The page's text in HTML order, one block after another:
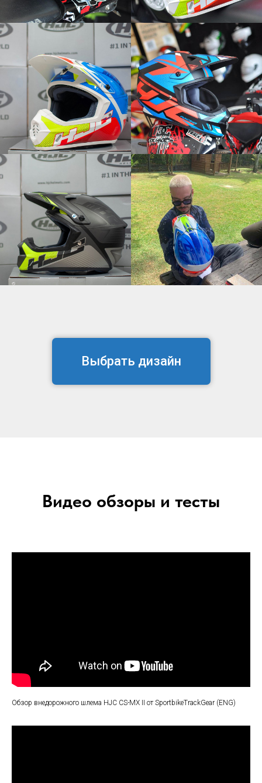
Выбрать дизайн
Видео обзоры и тесты
Обзор внедорожного шлема HJC CS-MX II от SportbikeTrackGear (ENG)